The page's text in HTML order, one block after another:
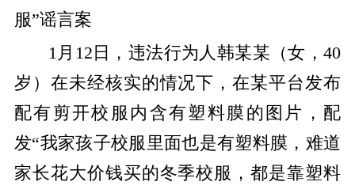
服”谣言案
1月12日，违法行为人韩某某（女，40
岁）在未经核实的情况下，在某平台发布
配有剪开校服内含有塑料膜的图片，配
发“我家孩子校服里面也是有塑料膜，难道
家长花大价钱买的冬季校服，都是靠塑料